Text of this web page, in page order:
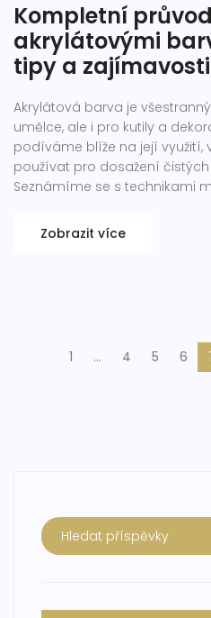
Kompletní
akrylátovými
tipy a zajímavosti
Akrylátová barva je
umělce, ale i pro kutily a
podíváme blíže na její využití,
používat pro dosažení čistých
Seznámíme se s technikami
a odolnou. Připravte se na
Zobrazit více
1 … 4 5 6